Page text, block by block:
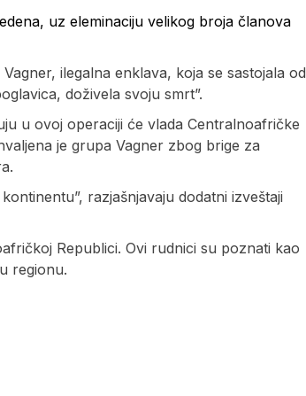
uz eleminaciju velikog broja članova
ilegalna enklava, koja se sastojala od
doživela svoju smrt”.
u ovoj operaciji će vlada Centralnoafričke
je grupa Vagner zbog brige za
razjašnjavaju dodatni izveštaji
Republici. Ovi rudnici su poznati kao
regionu.